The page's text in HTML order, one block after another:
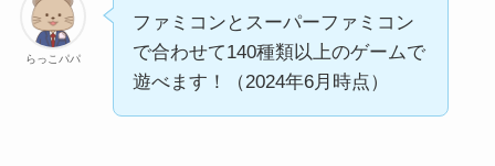
らっこパパ
ファミコンとスーパーファミコン
で合わせて140種類以上のゲームで
遊べます！（2024年6月時点）